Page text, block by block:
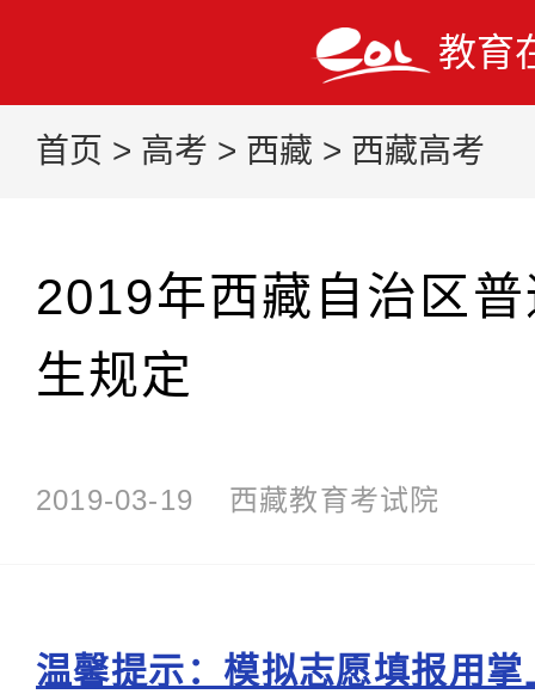
教育
首页 > 高考 > 西藏 > 西藏高考
2019年西藏自治区
生规定
2019-03-19 西藏教育考试院
温馨提示：模拟志愿填报用